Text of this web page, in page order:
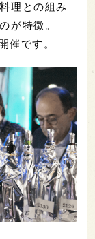
理との組み
が特徴。
催です。